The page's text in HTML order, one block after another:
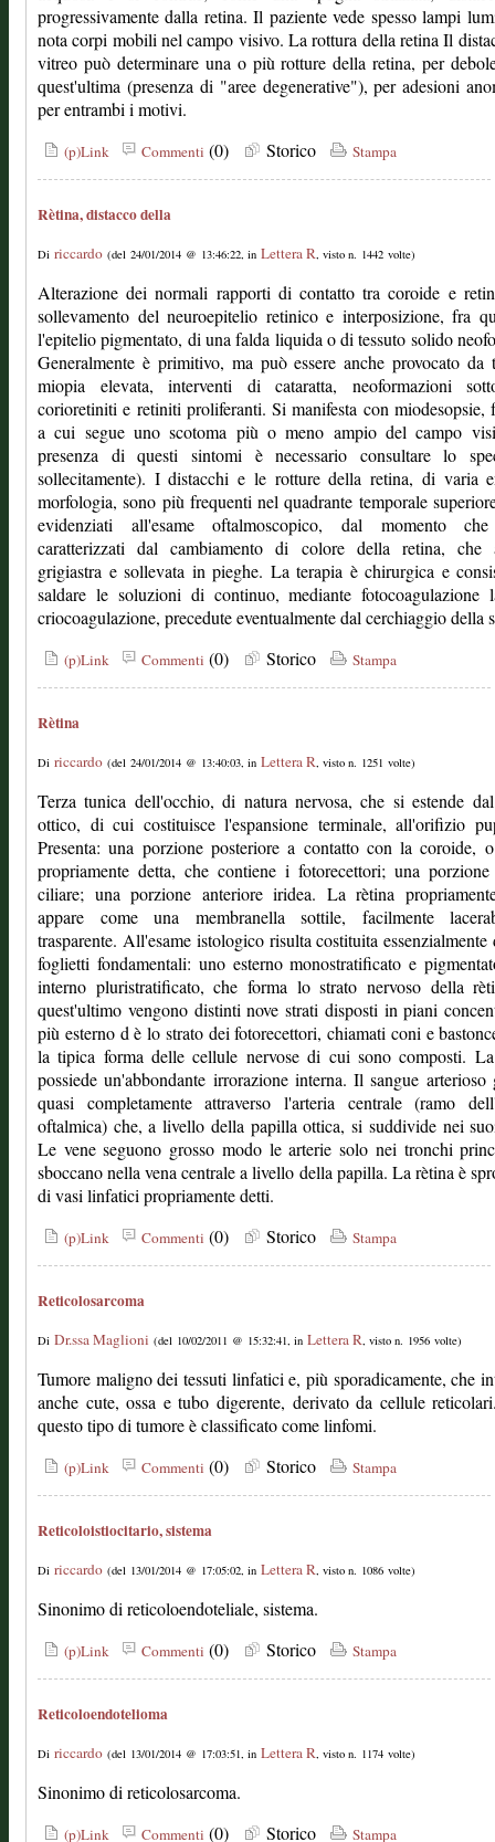
progressivamente dalla retina. Il paziente vede spesso lampi
nota corpi mobili nel campo visivo. La rottura della retina Il
vitreo può determinare una o più rotture della retina, per
quest'ultima (presenza di "aree degenerative"), per adesioni
per entrambi i motivi.
(p)Link Commenti (0) Storico Stampa
Rètina, distacco della
Di riccardo (del 24/01/2014 @ 13:46:22, in Lettera R, visto n. 1442 volte)
Alterazione dei normali rapporti di contatto tra coroide e
sollevamento del neuroepitelio retinico e interposizione, fra
l'epitelio pigmentato, di una falda liquida o di tessuto solido
Generalmente è primitivo, ma può essere anche provocato da
miopia elevata, interventi di cataratta, neoformazioni
corioretiniti e retiniti proliferanti. Si manifesta con miodesopsie,
a cui segue uno scotoma più o meno ampio del campo
presenza di questi sintomi è necessario consultare lo
sollecitamente). I distacchi e le rotture della retina, di varia
morfologia, sono più frequenti nel quadrante temporale
evidenziati all'esame oftalmoscopico, dal momento
caratterizzati dal cambiamento di colore della retina, che
grigiastra e sollevata in pieghe. La terapia è chirurgica e
saldare le soluzioni di continuo, mediante fotocoagulazione
criocoagulazione, precedute eventualmente dal cerchiaggio della
(p)Link Commenti (0) Storico Stampa
Rètina
Di riccardo (del 24/01/2014 @ 13:40:03, in Lettera R, visto n. 1251 volte)
Terza tunica dell'occhio, di natura nervosa, che si estende
ottico, di cui costituisce l'espansione terminale, all'orifizio
Presenta: una porzione posteriore a contatto con la coroide,
propriamente detta, che contiene i fotorecettori; una porzione
ciliare; una porzione anteriore iridea. La rètina
appare come una membranella sottile, facilmente
trasparente. All'esame istologico risulta costituita essenzialmente
foglietti fondamentali: uno esterno monostratificato e
interno pluristratificato, che forma lo strato nervoso della
quest'ultimo vengono distinti nove strati disposti in piani
più esterno d è lo strato dei fotorecettori, chiamati coni e
la tipica forma delle cellule nervose di cui sono composti.
possiede un'abbondante irrorazione interna. Il sangue arterioso
quasi completamente attraverso l'arteria centrale (ramo
oftalmica) che, a livello della papilla ottica, si suddivide nei
Le vene seguono grosso modo le arterie solo nei tronchi
sboccano nella vena centrale a livello della papilla. La rètina è
di vasi linfatici propriamente detti.
(p)Link Commenti (0) Storico Stampa
Reticolosarcoma
Di Dr.ssa Maglioni (del 10/02/2011 @ 15:32:41, in Lettera R, visto n. 1956 volte)
Tumore maligno dei tessuti linfatici e, più sporadicamente, che
anche cute, ossa e tubo digerente, derivato da cellule
questo tipo di tumore è classificato come linfomi.
(p)Link Commenti (0) Storico Stampa
Reticoloistiocitario, sistema
Di riccardo (del 13/01/2014 @ 17:05:02, in Lettera R, visto n. 1086 volte)
Sinonimo di reticoloendoteliale, sistema.
(p)Link Commenti (0) Storico Stampa
Reticoloendotelioma
Di riccardo (del 13/01/2014 @ 17:03:51, in Lettera R, visto n. 1174 volte)
Sinonimo di reticolosarcoma.
(p)Link Commenti (0) Storico Stampa